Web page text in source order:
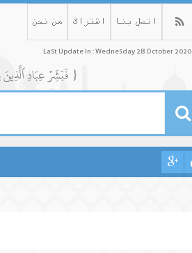
من نحن اشتراك اتصل بنا
Last Update In : Wednesday 28 October 2020
{ فَبَشِّرۡ عِبَادِ ٱلَّذِينَ يَسۡتَمِعُونَ ٱلۡقَوۡلَ فَيَتَّبِعُونَ أَحۡسَنَهُۥٓۚ أُوْلَٰٓئِكَ ٱلَّذِينَ هَدَىٰهُمُ ٱللَّهُۖ وَأُوْلَٰٓئِكَ هُمۡ أُوْلُواْ ٱلۡأَلۡبَٰبِ }